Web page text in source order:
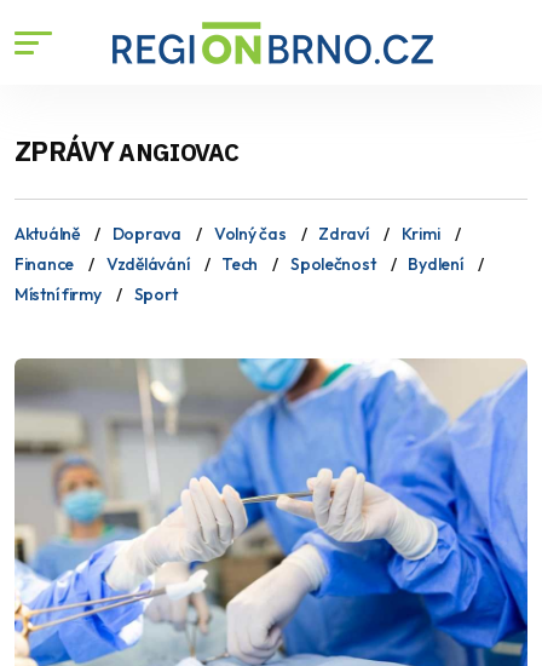
ZPRÁVYANGIOVAC
Aktuálně Doprava Volný čas Zdraví
Krimi
Finance
Vzdělávání Tech Společnost
Bydlení
Místní firmy
Sport